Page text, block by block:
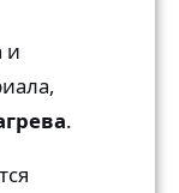
и
.